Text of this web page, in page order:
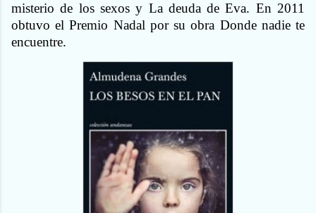
misterio de los sexos y La deuda de Eva. En 2011
obtuvo el Premio Nadal por su obra Donde nadie te
encuentre.